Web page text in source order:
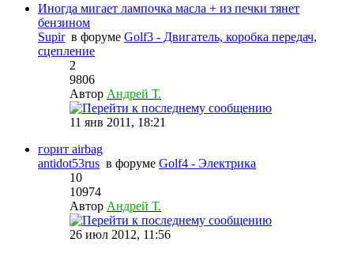
Иногда мигает лампочка масла + из печки тянет
бензином
Supirв форуме Golf3 - Двигатель, коробка передач,
сцепление
2
9806
Автор Андрей Т.
11 янв 2011, 18:21
горит airbag
antidot53rus в форуме Golf4 - Электрика
10
10974
Автор Андрей Т.
26 июл 2012, 11:56